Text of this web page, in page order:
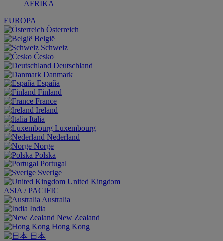
AFRIKA
EUROPA
Österreich
België
Schweiz
Česko
Deutschland
Danmark
España
Finland
France
Ireland
Italia
Luxembourg
Nederland
Norge
Polska
Portugal
Sverige
United Kingdom
ASIA / PACIFIC
Australia
India
New Zealand
Hong Kong
日本